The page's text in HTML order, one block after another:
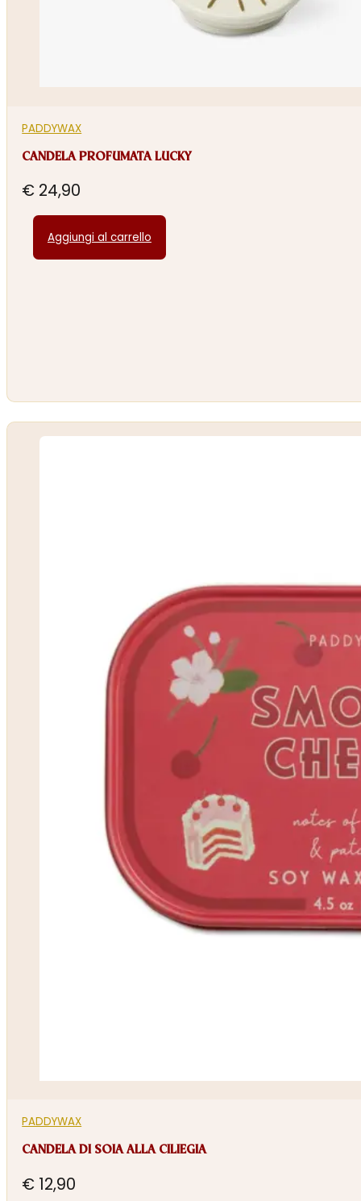
PADDYWAX
CANDELA PROFUMATA LUCKY
€ 24,90
Aggiungi al carrello
PADDYWAX
CANDELA DI SOIA ALLA CILIEGIA
€ 12,90